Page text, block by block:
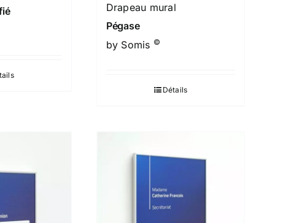
Drapeau mural
Pégase
by Somis ©
Détails